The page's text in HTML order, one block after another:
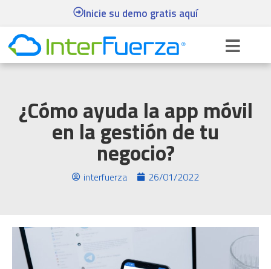
Inicie su demo gratis aquí
¿Cómo ayuda la app móvil
en la gestión de tu
negocio?
interfuerza 26/01/2022